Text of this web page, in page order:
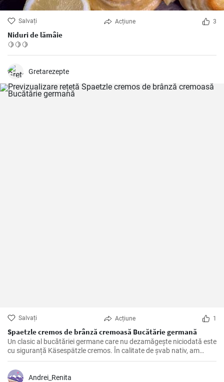
Salvați Acțiune 3
Niduri de lămâie
🍋🍋🍋
Gretarezepte
Salvați Acțiune 1
Spaetzle cremos de brânză cremoasă Bucătărie germană
Un clasic al bucătăriei germane care nu dezamăgește niciodată este
cu siguranță Käsespätzle cremos. În calitate de șvab nativ, am
pregătit și rafinat această rețetă de nenumărate ori încă din
copilărie și, prin urmare, pot confirma: Cu ingredientele potrivite și
câteva trucuri în mânecă, Käsespätzle de casă sunt irezistibil de
Andrei_Renita